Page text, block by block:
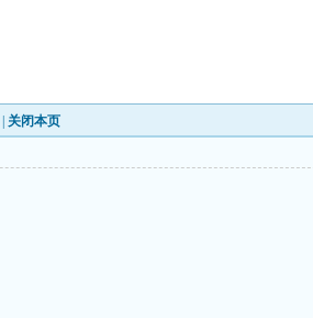
关闭本页